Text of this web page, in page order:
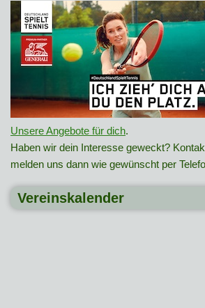
Unsere Angebote für dich.
Haben wir dein Interesse geweckt?
melden uns dann wie gewünscht per
Vereinskalender